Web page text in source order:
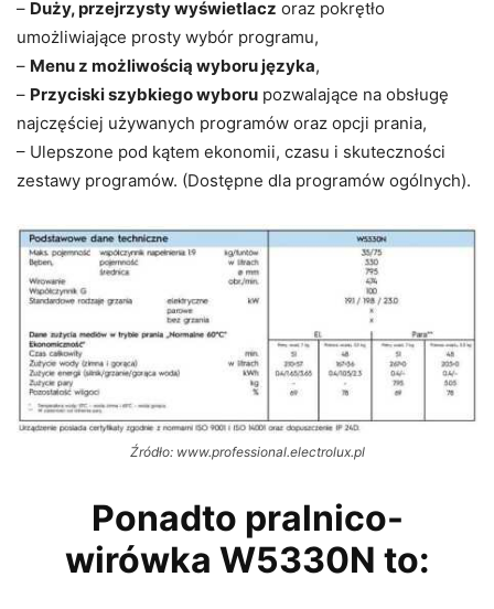
– Duży, przejrzysty wyświetlacz oraz pokrętło
umożliwiające prosty wybór programu,
– Menu z możliwością wyboru języka,
– Przyciski szybkiego wyboru pozwalające na obsługę
najczęściej używanych programów oraz opcji prania,
– Ulepszone pod kątem ekonomii, czasu i skuteczności
zestawy programów. (Dostępne dla programów ogólnych).
Źródło: www.professional.electrolux.pl
Ponadto pralnico-
wirówka W5330N to: